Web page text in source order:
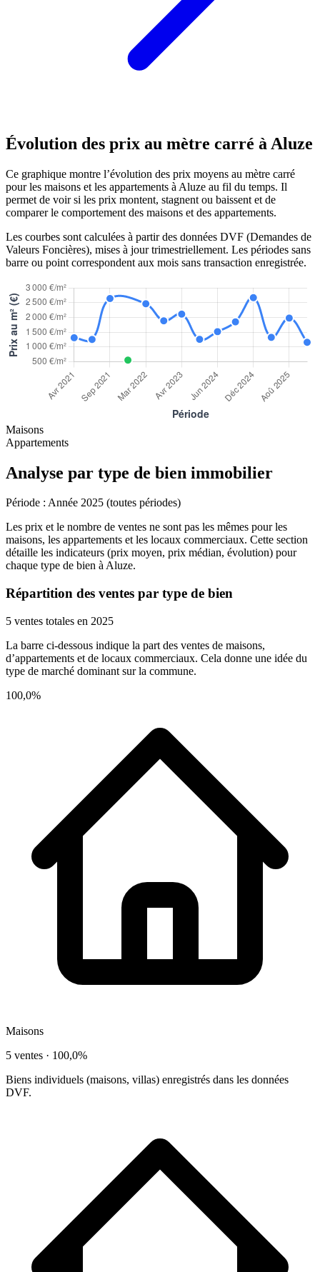
Évolution des prix au mètre carré à Aluze
Ce graphique montre l’évolution des prix moyens au mètre carré
pour les maisons et les appartements à Aluze au fil du temps. Il
permet de voir si les prix montent, stagnent ou baissent et de
comparer le comportement des maisons et des appartements.
Les courbes sont calculées à partir des données DVF (Demandes de
Valeurs Foncières), mises à jour trimestriellement. Les périodes sans
barre ou point correspondent aux mois sans transaction enregistrée.
Maisons
Appartements
Analyse par type de bien immobilier
Période : Année 2025 (toutes périodes)
Les prix et le nombre de ventes ne sont pas les mêmes pour les
maisons, les appartements et les locaux commerciaux. Cette section
détaille les indicateurs (prix moyen, prix médian, évolution) pour
chaque type de bien à Aluze.
Répartition des ventes par type de bien
5 ventes totales en 2025
La barre ci-dessous indique la part des ventes de maisons,
d’appartements et de locaux commerciaux. Cela donne une idée du
type de marché dominant sur la commune.
100,0%
Maisons
5 ventes · 100,0%
Biens individuels (maisons, villas) enregistrés dans les données
DVF.